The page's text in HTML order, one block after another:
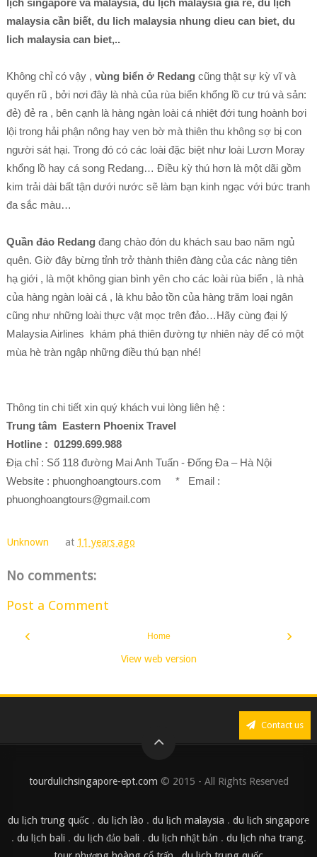
malaysia cần biết, du lich malaysia nhung dieu can biet, du
lich malaysia can biet,..
Không chỉ có vậy , vùng biển ở Redang cũng thật sự kỳ vĩ và
quyến rũ , bởi nơi đây là nhà của rùa biển khổng lồ cư trú và sản:
đẻ) đẻ ra , bên cạnh là hàng ngàn loài cá nhiệt đới tung hoành bơi
lội trong hải phận nông hay ven bờ mà thiên thu không sợ bị con
người sát hại. Trong đó có các loài đặc biệt như loài Lươn Moray
khổng lồ hay cá song Redang… Điều kỳ thú hơn là một dãi gồm
kim trải dài bất tận dưới nước sẽ làm bạn kinh ngạc với bức tranh
đa sắc màu…
Quần đảo Redang đang chào đón du khách sau bao năm ngủ
quên. Giờ đây bừng tỉnh trở thành thiên đàng của các nàng tiên
hạ giới , là một không gian bình yên cho các loài rùa biển , là nhà
của hàng ngàn loài cá , là khu bảo tồn của hàng trăm loại ngân
cũng như những loài thực vật mọc trên đảo…Hãy cùng đại lý
Malaysia Airlines khám phá thiên đường tự nhiên này để có một
mùa hè tràn ngập những điều thú bạn nhé!
Thông tin chi tiết xin quý khách vui lòng liên hệ :
Trung tâm Eastern Phoenix Travel
Hotline : 01299.699.988
Địa chỉ : Số 118 đường Mai Anh Tuấn - Đống Đa – Hà Nội
Website : phuonghoangtours.com * Email :
phuonghoangtours@gmail.com
Unknown at 11 years ago
No comments:
Post a Comment
‹ ›
Home
View web version
Contact us
tourdulichsingapore-ept.com © 2015 - All Rights Reserved
du lịch trung quốc . du lịch lào . du lịch malaysia . du lịch singapore
. du lịch bali . du lịch đảo bali . du lịch nhật bản . du lịch nha trang.